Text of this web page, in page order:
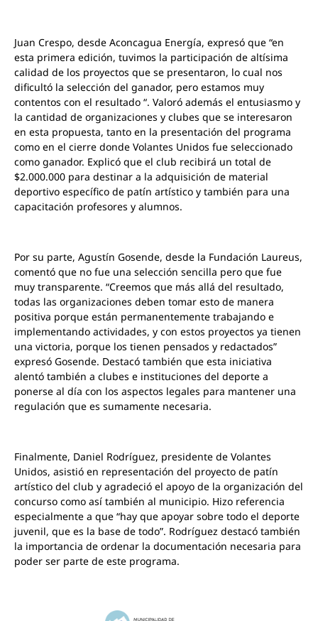
Juan Crespo, desde Aconcagua Energía, expresó que “en
esta primera edición, tuvimos la participación de altísima
calidad de los proyectos que se presentaron, lo cual nos
dificultó la selección del ganador, pero estamos muy
contentos con el resultado “. Valoró además el entusiasmo y
la cantidad de organizaciones y clubes que se interesaron
en esta propuesta, tanto en la presentación del programa
como en el cierre donde Volantes Unidos fue seleccionado
como ganador. Explicó que el club recibirá un total de
$2.000.000 para destinar a la adquisición de material
deportivo específico de patín artístico y también para una
capacitación profesores y alumnos.
Por su parte, Agustín Gosende, desde la Fundación Laureus,
comentó que no fue una selección sencilla pero que fue
muy transparente. “Creemos que más allá del resultado,
todas las organizaciones deben tomar esto de manera
positiva porque están permanentemente trabajando e
implementando actividades, y con estos proyectos ya tienen
una victoria, porque los tienen pensados y redactados”
expresó Gosende. Destacó también que esta iniciativa
alentó también a clubes e instituciones del deporte a
ponerse al día con los aspectos legales para mantener una
regulación que es sumamente necesaria.
Finalmente, Daniel Rodríguez, presidente de Volantes
Unidos, asistió en representación del proyecto de patín
artístico del club y agradeció el apoyo de la organización del
concurso como así también al municipio. Hizo referencia
especialmente a que “hay que apoyar sobre todo el deporte
juvenil, que es la base de todo”. Rodríguez destacó también
la importancia de ordenar la documentación necesaria para
poder ser parte de este programa.